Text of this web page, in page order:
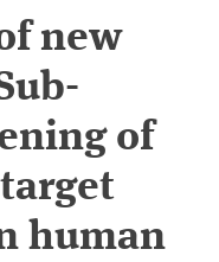
new
of
human